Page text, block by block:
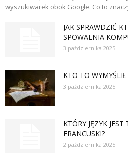
wyszukiwarek obok Google. Co to
JAK SPRAWDZIĆ
SPOWALNIA
3 października 2025
KTO TO WYMYŚLIŁ
3 października 2025
KTÓRY JĘZYK
FRANCUSKI?
2 października 2025